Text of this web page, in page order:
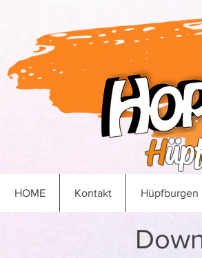
H
HOME Kontakt Hüpfburgen